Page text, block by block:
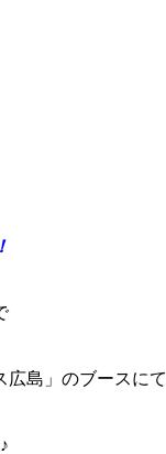
広島」のブースにて